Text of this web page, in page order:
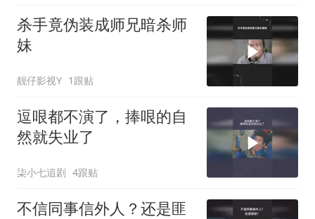
杀手竟伪装成师兄暗杀师
妹
靓仔影视Y 1跟贴
逗哏都不演了，捧哏的自
然就失业了
柒小七追剧 4跟贴
不信同事信外人？还是匪